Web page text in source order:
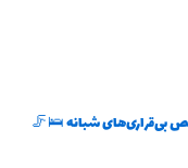
بی‌قراری‌های شبانه 🛌🦵